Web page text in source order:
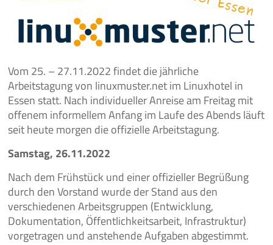
Vom 25. – 27.11.2022 findet die jährliche
Arbeitstagung von linuxmuster.net im Linuxhotel in
Essen statt. Nach individueller Anreise am Freitag mit
offenem informellem Anfang im Laufe des Abends läuft
seit heute morgen die offizielle Arbeitstagung.
Samstag, 26.11.2022
Nach dem Frühstück und einer offizieller Begrüßung
durch den Vorstand wurde der Stand aus den
verschiedenen Arbeitsgruppen (Entwicklung,
Dokumentation, Öffentlichkeitsarbeit, Infrastruktur)
vorgetragen und anstehende Aufgaben abgestimmt.